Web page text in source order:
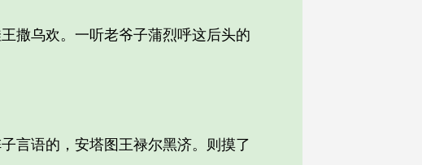
撒乌欢。一听老爷子蒲烈呼这后头的
语的，安塔图王禄尔黑济。则摸了